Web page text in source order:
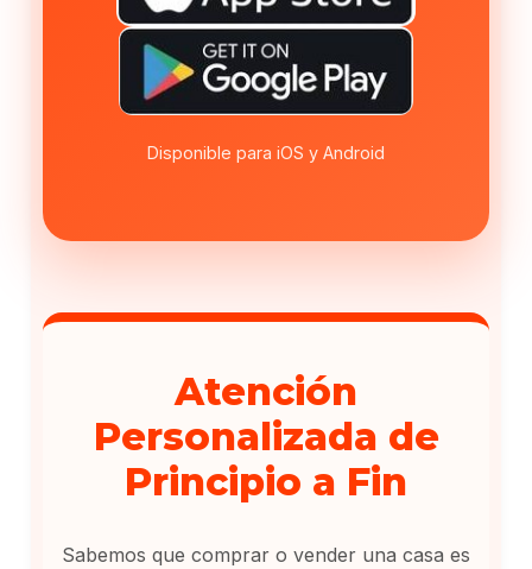
Disponible para iOS y Android
Atención
Personalizada de
Principio a Fin
Sabemos que comprar o vender una casa es